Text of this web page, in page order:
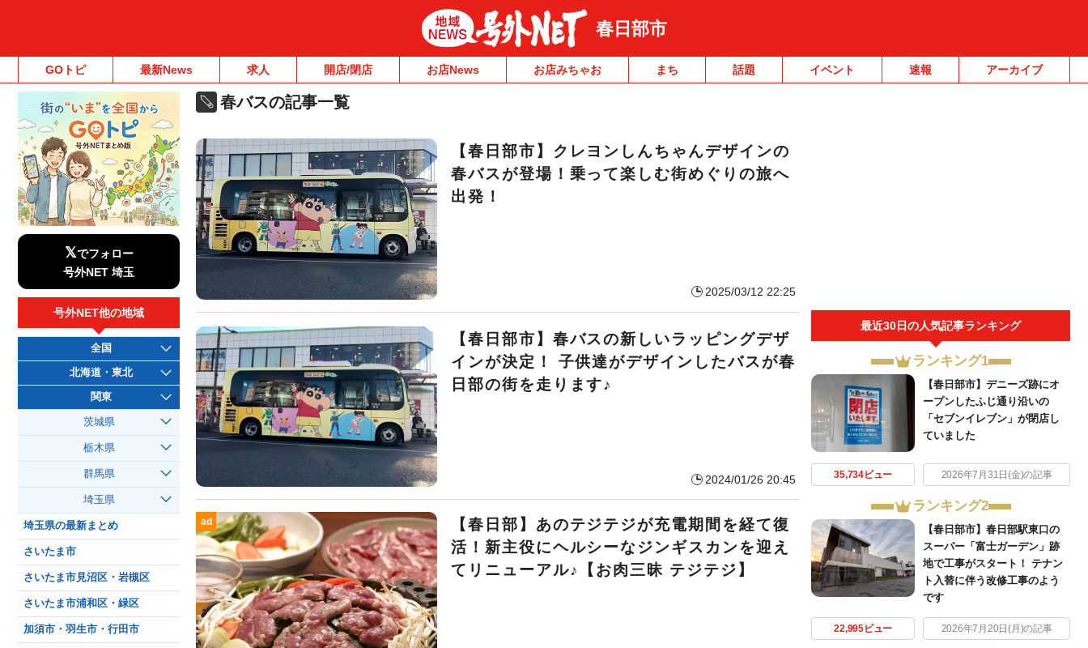
春日部市
GOトピ 最新News 求人 開店/閉店 お店News お店みちゃお まち 話題 イベント 速報 アーカイブ
春バスの記事一覧
【春日部市】クレヨンしんちゃんデザインの
春バスが登場！乗って楽しむ街めぐりの旅へ
出発！
2025/03/12 22:25
【春日部市】春バスの新しいラッピングデザ
インが決定！ 子供達がデザインしたバスが春
日部の街を走ります♪
2024/01/26 20:45
ad
【春日部】あのテジテジが充電期間を経て復
活！新主役にヘルシーなジンギスカンを迎え
てリニューアル♪【お肉三昧 テジテジ】
最近30日の人気記事ランキング
ランキング1
【春日部市】デニーズ跡にオ
ープンしたふじ通り沿いの
「セブンイレブン」が閉店し
ていました
35,734ビュー 2026年7月31日(金)の記事
ランキング2
【春日部市】春日部駅東口の
スーパー「富士ガーデン」跡
地で工事がスタート！ テナン
ト入替に伴う改修工事のよう
です
22,995ビュー 2026年7月20日(月)の記事
𝕏でフォロー
号外NET 埼玉
号外NET他の地域
全国
北海道・東北
関東
茨城県
栃木県
群馬県
埼玉県
埼玉県の最新まとめ
さいたま市
さいたま市見沼区・岩槻区
さいたま市浦和区・緑区
加須市・羽生市・行田市